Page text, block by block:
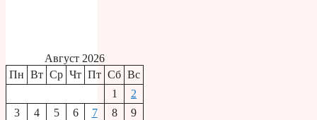
Август 2026
Пн Вт Ср Чт Пт Сб Вс
1
2
3
4 5 6 7 8
9